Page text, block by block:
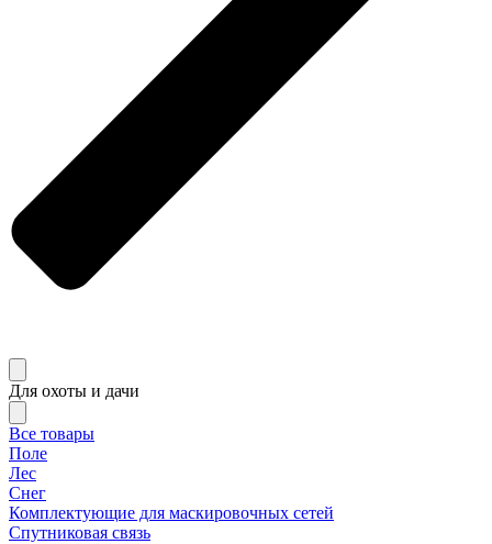
Для охоты и дачи
Все товары
Поле
Лес
Снег
Комплектующие для маскировочных сетей
Спутниковая связь